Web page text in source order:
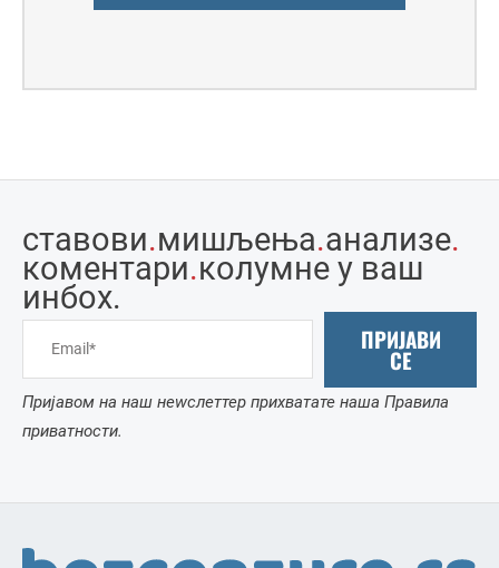
ставови.мишљења.анализе.
коментари.колумне у ваш
инбоx.
ПРИЈАВИ
СЕ
Пријавом на наш неwслеттер прихватате наша Правила
приватности.